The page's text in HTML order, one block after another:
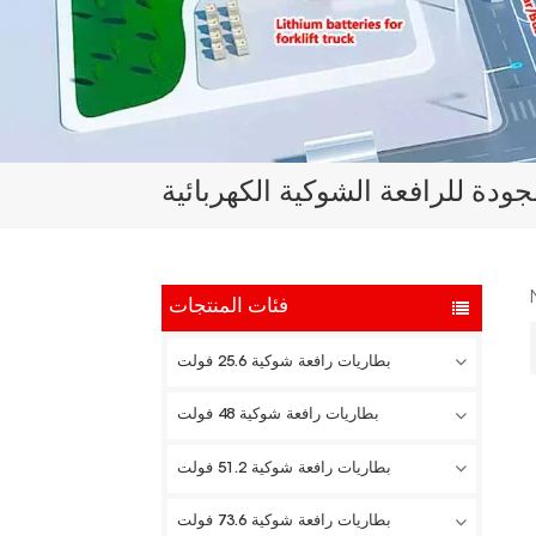
للرافعة الشوكية الكهربائية
فئات المنتجات
بطاريات رافعة شوكية 25.6 فولت
بطاريات رافعة شوكية 48 فولت
بطاريات رافعة شوكية 51.2 فولت
بطاريات رافعة شوكية 73.6 فولت